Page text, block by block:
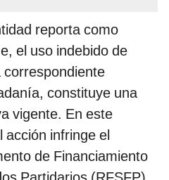
reporta como
el uso indebido de
correspondiente
constituye una
vigente. En este
acción infringe el
de Financiamiento